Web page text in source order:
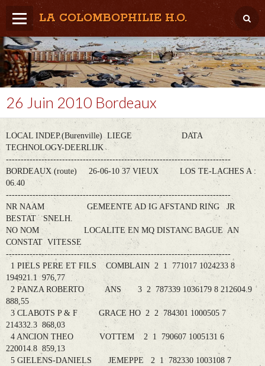
LA COLOMBOPHILIE H.O.
Home
Météo / Het weer
Lâcher / Los
Result. clubs, Provincial, (Inter)National
RFCB / KBDB
26 Juin 2010 Bordeaux
LOCAL INDEP.(Burenville) LIEGE DATA
TECHNOLOGY-DEERLIJK
----------------------------------------------------------------------------
BORDEAUX (route) 26-06-10 37 VIEUX LOS TE-LACHES A :
06.40
----------------------------------------------------------------------------
NR NAAM GEMEENTE AD IG AFSTAND RING JR
BESTAT SNELH.
NO NOM LOCALITE EN MQ DISTANC BAGUE AN
CONSTAT VITESSE
----------------------------------------------------------------------------
1 PIELS PERE ET FILS COMBLAIN 2 1 771017 1024233 8
194921.1 976,77
2 PANZA ROBERTO ANS 3 2 787339 1036179 8 212604.9
888,55
3 CLABOTS P & F GRACE HO 2 2 784301 1000505 7
214332.3 868,03
4 ANCION THEO VOTTEM 2 1 790607 1005131 6
220014.8 859,13
5 GIELENS-DANIELS JEMEPPE 2 1 782330 1003108 7